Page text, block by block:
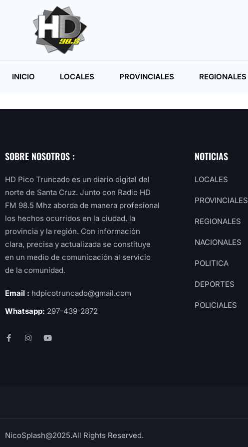
INICIO LOCALES PROVINCIALES REGIONALES
SOBRE NOSOTROS :
HD Pico Truncado es un diario digital del
norte de Santa Cruz. Junto con Radio HD
FM 98.5 Mhz aborda de manera profesional
los hechos ocurridos en la ciudad, la
provincia y la región. Con información
clara, precisa y actualizada se constituye
en un medio de comunicación al servicio
de la comunidad.
Email : hdpicotruncado@gmail.com
Whatsapp: 297-439-2872
NOTICIAS
LOCALES
PROVINCIALES
REGIONALES
NACIONALES
POLITICA
DEPORTES
POLICIALES
NicoSplash@2025.All Rights Reserved.